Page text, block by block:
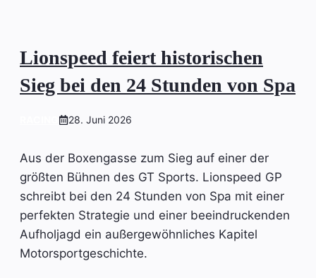
Lionspeed feiert historischen
Sieg bei den 24 Stunden von Spa
28. Juni 2026
Aus der Boxengasse zum Sieg auf einer der
größten Bühnen des GT Sports. Lionspeed GP
schreibt bei den 24 Stunden von Spa mit einer
perfekten Strategie und einer beeindruckenden
Aufholjagd ein außergewöhnliches Kapitel
Motorsportgeschichte.